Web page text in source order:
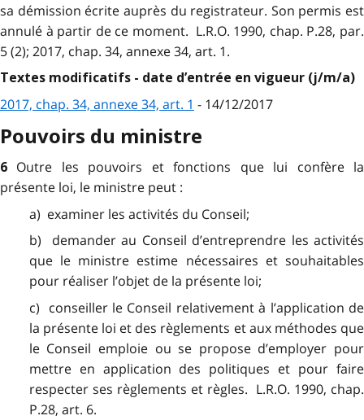
sa démission écrite auprès du registrateur. Son permis est
annulé à partir de ce moment. L.R.O. 1990, chap. P.28, par.
5 (2); 2017, chap. 34, annexe 34, art. 1.
Textes modificatifs - date d’entrée en vigueur (j/m/a)
2017, chap. 34, annexe 34, art. 1 - 14/12/2017
Pouvoirs du ministre
6 Outre les pouvoirs et fonctions que lui confère la
présente loi, le ministre peut :
a) examiner les activités du Conseil;
b) demander au Conseil d’entreprendre les activités
que le ministre estime nécessaires et souhaitables
pour réaliser l’objet de la présente loi;
c) conseiller le Conseil relativement à l’application de
la présente loi et des règlements et aux méthodes que
le Conseil emploie ou se propose d’employer pour
mettre en application des politiques et pour faire
respecter ses règlements et règles. L.R.O. 1990, chap.
P.28, art. 6.